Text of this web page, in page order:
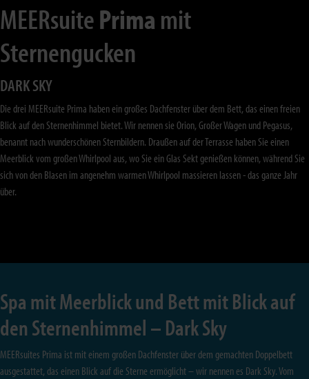
MEERsuitePrimamit
Sternengucken
DARK SKY
Die drei MEERsuite Prima haben ein großes Dachfenster über dem Bett, das einen freien
Blick auf den Sternenhimmel bietet. Wir nennen sie Orion, Großer Wagen und Pegasus,
benannt nach wunderschönen Sternbildern. Draußen auf der Terrasse haben Sie einen
Meerblick vom großen Whirlpool aus, wo Sie ein Glas Sekt genießen können, während Sie
sich von den Blasen im angenehm warmen Whirlpool massieren lassen - das ganze Jahr
über.
Spa mit Meerblick und Bett mit Blick auf
den Sternenhimmel – Dark Sky
MEERsuites Prima ist mit einem großen Dachfenster über dem gemachten Doppelbett
ausgestattet, das einen Blick auf die Sterne ermöglicht – wir nennen es Dark Sky. Vom